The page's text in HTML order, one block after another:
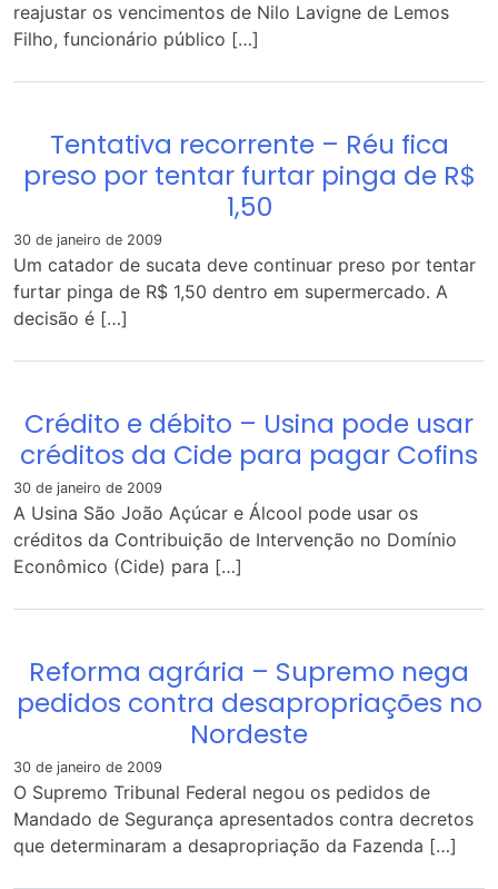
reajustar os vencimentos de Nilo Lavigne de Lemos
Filho, funcionário público […]
Tentativa recorrente – Réu fica
preso por tentar furtar pinga de R$
1,50
30 de janeiro de 2009
Um catador de sucata deve continuar preso por tentar
furtar pinga de R$ 1,50 dentro em supermercado. A
decisão é […]
Crédito e débito – Usina pode usar
créditos da Cide para pagar Cofins
30 de janeiro de 2009
A Usina São João Açúcar e Álcool pode usar os
créditos da Contribuição de Intervenção no Domínio
Econômico (Cide) para […]
Reforma agrária – Supremo nega
pedidos contra desapropriações no
Nordeste
30 de janeiro de 2009
O Supremo Tribunal Federal negou os pedidos de
Mandado de Segurança apresentados contra decretos
que determinaram a desapropriação da Fazenda […]